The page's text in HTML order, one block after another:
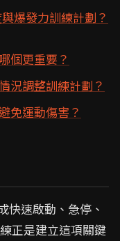
爆發力訓練計劃？
個更重要？
況調整訓練計劃？
免運動傷害？
快速啟動、急停、
正是建立這項關鍵